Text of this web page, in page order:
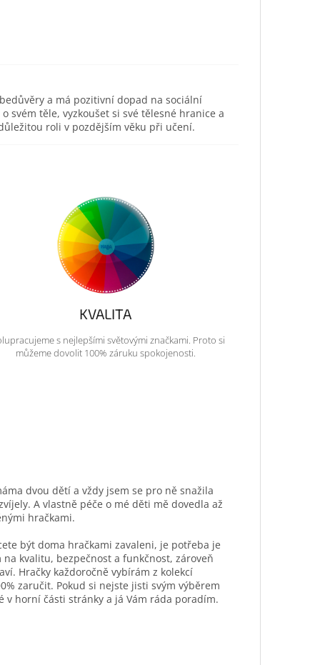
a má pozitivní dopad na sociální
svém těle, vyzkoušet si své tělesné hranice a
roli v pozdějším věku při učení.
KVALITA
s nejlepšími světovými značkami. Proto si
můžeme dovolit 100% záruku spokojenosti.
dvou dětí a vždy jsem se pro ně snažila
A vlastně péče o mé děti mě dovedla až
hračkami.
být doma hračkami zavaleni, je potřeba je
kvalitu, bezpečnost a funkčnost, zároveň
Hračky každoročně vybírám z kolekcí
zaručit. Pokud si nejste jisti svým výběrem
horní části stránky a já Vám ráda poradím.